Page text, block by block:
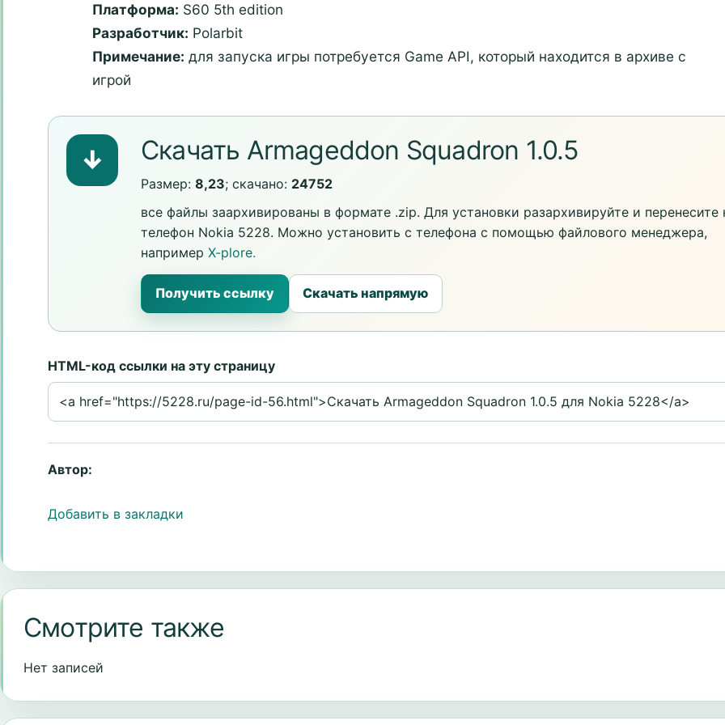
Платформа: S60 5th edition
Разработчик: Polarbit
Примечание: для запуска игры потребуется Game API, который находится в архиве с
игрой
↓ Скачать Armageddon Squadron 1.0.5
Размер: 8,23; скачано: 24752
все файлы заархивированы в формате .zip. Для установки разархивируйте и перенесите
телефон Nokia 5228. Можно установить с телефона с помощью файлового менеджера,
например X-plore.
Получить ссылку Скачать напрямую
HTML-код ссылки на эту страницу
Автор:
Добавить в закладки
Смотрите также
Нет записей